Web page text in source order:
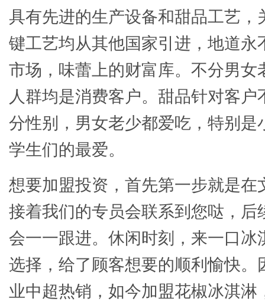
具有先进的生产设备和甜品工艺，
键工艺均从其他国家引进，地道永
市场，味蕾上的财富库。不分男女
人群均是消费客户。甜品针对客户
分性别，男女老少都爱吃，特别是
学生们的最爱。
想要加盟投资，首先第一步就是在
接着我们的专员会联系到您哒，后
会一一跟进。休闲时刻，来一口冰
选择，给了顾客想要的顺利愉快。
业中超热销，如今加盟花椒冰淇淋